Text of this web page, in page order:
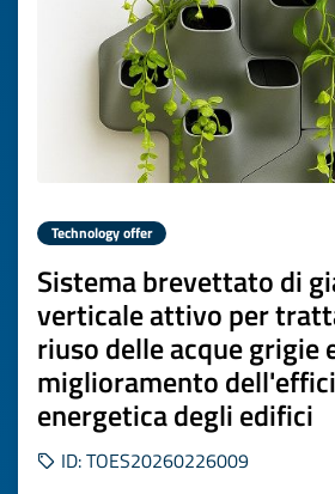
Technology offer
Sistema brevettato di
verticale attivo per
riuso delle acque grigie
miglioramento
energetica degli edifici
ID: TOES20260226009